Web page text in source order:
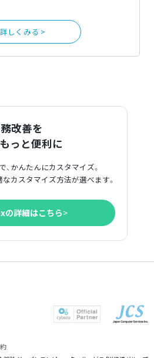
詳しくみる >
改善を
っと便利に
、かんたんにカスタマイズ。
カスタマイズ方法が選べます。
の詳細はこちら>